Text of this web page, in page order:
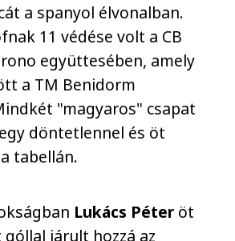
a spanyol élvonalban.
11 védése volt a CB
együttesében, amely
a TM Benidorm
"magyaros" csapat
döntetlennel és öt
tabellán.
Lukács Péter öt
járult hozzá az